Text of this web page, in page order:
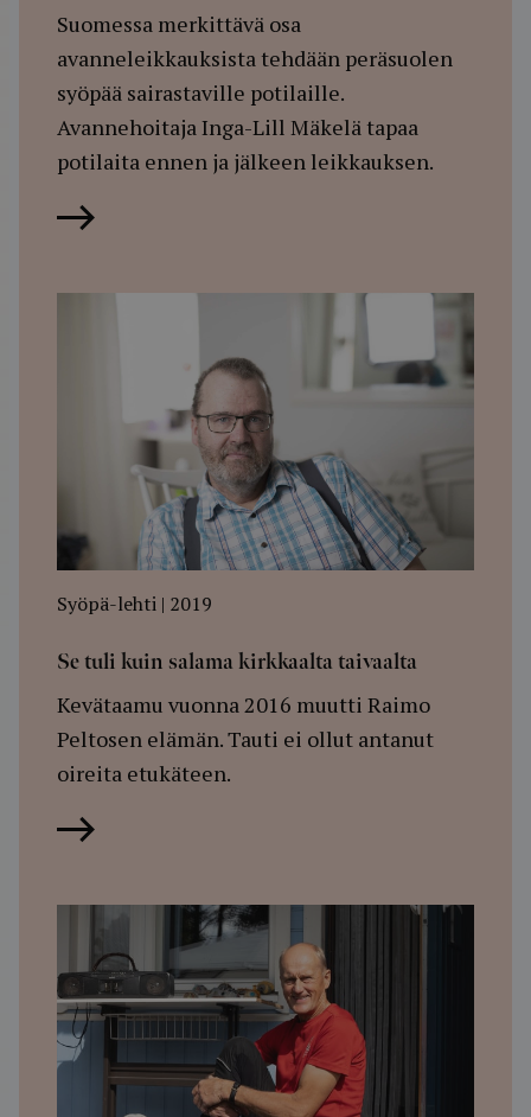
Suomessa merkittävä osa
avanneleikkauksista tehdään peräsuolen
syöpää sairastaville potilaille.
Avannehoitaja Inga-Lill Mäkelä tapaa
potilaita ennen ja jälkeen leikkauksen.
Lue artikkeli
Syöpä-lehti | 2019
Se tuli kuin salama kirkkaalta taivaalta
Kevätaamu vuonna 2016 muutti Raimo
Peltosen elämän. Tauti ei ollut antanut
oireita etukäteen.
Lue artikkeli